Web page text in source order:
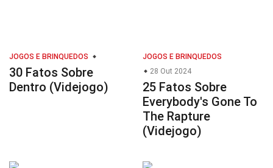
JOGOS E BRINQUEDOS
30 Fatos Sobre
Dentro (Videjogo)
JOGOS E BRINQUEDOS
28 Out 2024
25 Fatos Sobre
Everybody's Gone To
The Rapture
(Videjogo)